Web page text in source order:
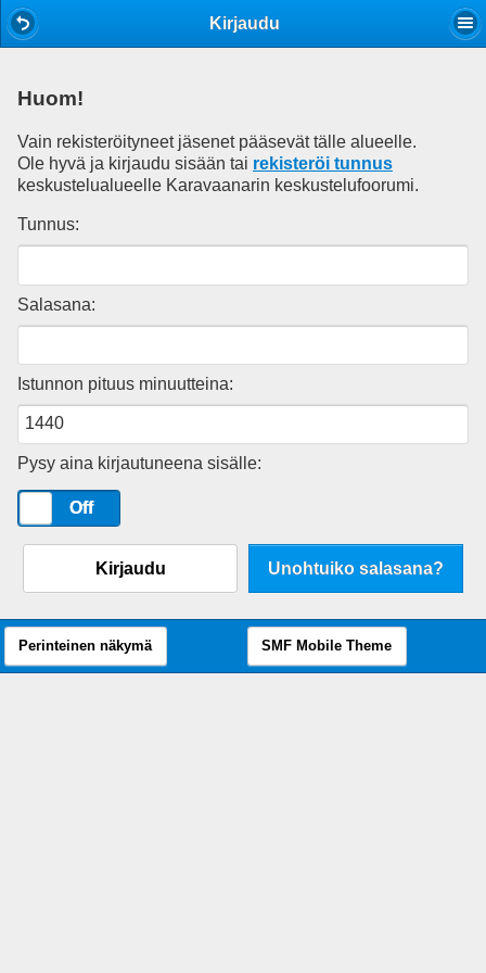
Kirjaudu
Huom!
Vain rekisteröityneet jäsenet pääsevät tälle alueelle.
Ole hyvä ja kirjaudu sisään tai rekisteröi tunnus
keskustelualueelle Karavaanarin keskustelufoorumi.
Tunnus:
Salasana:
Istunnon pituus minuutteina:
Pysy aina kirjautuneena sisälle:
Off
Kirjaudu Unohtuiko salasana?
Perinteinen näkymä SMF Mobile Theme